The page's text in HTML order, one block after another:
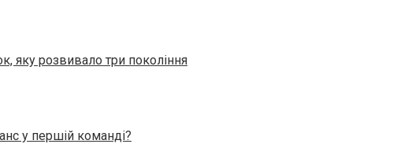
яку розвивало три покоління
у першій команді?